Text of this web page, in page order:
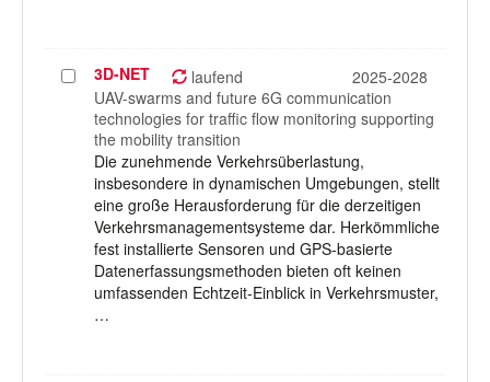
Projekt
auswählen
3D-NET laufend
2025-2028
UAV-swarms and future 6G communication
technologies for traffic flow monitoring supporting
the mobility transition
Die zunehmende Verkehrsüberlastung,
insbesondere in dynamischen Umgebungen, stellt
eine große Herausforderung für die derzeitigen
Verkehrsmanagementsysteme dar. Herkömmliche
fest installierte Sensoren und GPS-basierte
Datenerfassungsmethoden bieten oft keinen
umfassenden Echtzeit-Einblick in Verkehrsmuster,
…